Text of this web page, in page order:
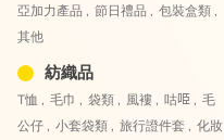
亞加力產品 , 節日禮品 , 包裝盒類 ,
其他
紡織品
T恤 , 毛巾 , 袋類 , 風褸 , 咕𠱸 , 毛
公仔 , 小套袋類 , 旅行證件套 , 化妝